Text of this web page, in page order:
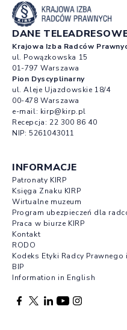
DANE
Krajowa Izba Radców
ul. Powązkowska 15
01-797 Warszawa
Pion Dyscyplinarny
ul. Aleje Ujazdowskie 18/4
00-478 Warszawa
e-mail: kirp@kirp.pl
Recepcja: 22 300 86 40
NIP: 5261043011
INFORMACJE
Patronaty KIRP
Księga Znaku KIRP
Wirtualne muzeum
Program ubezpieczeń dla
Praca w biurze KIRP
Kontakt
RODO
Kodeks Etyki Radcy
BIP
Information in English
Facebook otwierany w nowej
Profil X otwierany w
Profil LinkedIn
Profil YouTube
Profil